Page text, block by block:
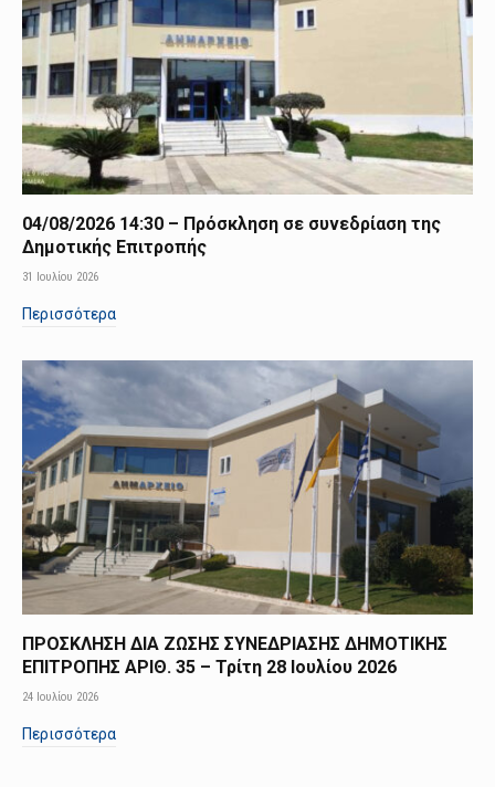
04/08/2026 14:30 – Πρόσκληση σε συνεδρίαση της
Δημοτικής Επιτροπής
31 Ιουλίου 2026
Περισσότερα
ΠΡΟΣΚΛΗΣΗ ΔΙΑ ΖΩΣΗΣ ΣΥΝΕΔΡΙΑΣΗΣ ΔΗΜΟΤΙΚΗΣ
ΕΠΙΤΡΟΠΗΣ ΑΡΙΘ. 35 – Τρίτη 28 Ιουλίου 2026
24 Ιουλίου 2026
Περισσότερα